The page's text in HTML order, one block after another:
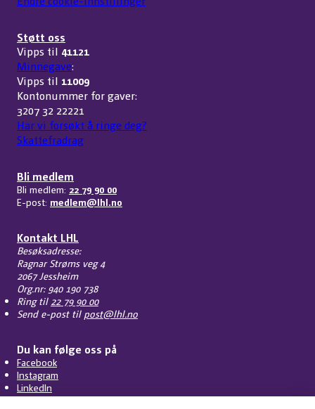
Støtt oss
Vipps til 41121
Minnegave:
Vipps til 11009
Kontonummer for gaver:
3207 32 22221
Har vi forsøkt å ringe deg?
Skattefradrag
Bli medlem
Bli medlem: 22 79 90 00
E-post: medlem@lhl.no
Kontakt LHL
Besøksadresse:
Ragnar Strøms veg 4
2067 Jessheim
Org.nr: 940 190 738
Ring til 22 79 90 00
Send e-post til post@lhl.no
Du kan følge oss på
Facebook
Instagram
LinkedIn